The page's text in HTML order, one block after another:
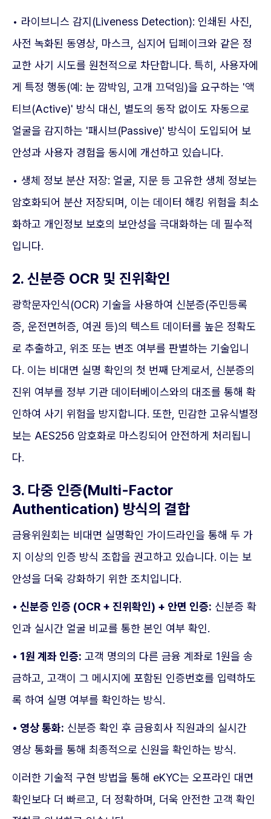
• 라이브니스 감지(Liveness Detection): 인쇄된 사진,
사전 녹화된 동영상, 마스크, 심지어 딥페이크와 같은 정
교한 사기 시도를 원천적으로 차단합니다. 특히, 사용자에
게 특정 행동(예: 눈 깜박임, 고개 끄덕임)을 요구하는 '액
티브(Active)' 방식 대신, 별도의 동작 없이도 자동으로
얼굴을 감지하는 '패시브(Passive)' 방식이 도입되어 보
안성과 사용자 경험을 동시에 개선하고 있습니다.
• 생체 정보 분산 저장: 얼굴, 지문 등 고유한 생체 정보는
암호화되어 분산 저장되며, 이는 데이터 해킹 위험을 최소
화하고 개인정보 보호의 보안성을 극대화하는 데 필수적
입니다.
2. 신분증 OCR 및 진위확인
광학문자인식(OCR) 기술을 사용하여 신분증(주민등록
증, 운전면허증, 여권 등)의 텍스트 데이터를 높은 정확도
로 추출하고, 위조 또는 변조 여부를 판별하는 기술입니
다. 이는 비대면 실명 확인의 첫 번째 단계로서, 신분증의
진위 여부를 정부 기관 데이터베이스와의 대조를 통해 확
인하여 사기 위험을 방지합니다. 또한, 민감한 고유식별정
보는 AES256 암호화로 마스킹되어 안전하게 처리됩니
다.
3. 다중 인증(Multi-Factor
Authentication) 방식의 결합
금융위원회는 비대면 실명확인 가이드라인을 통해 두 가
지 이상의 인증 방식 조합을 권고하고 있습니다. 이는 보
안성을 더욱 강화하기 위한 조치입니다.
• 신분증 인증 (OCR + 진위확인) + 안면 인증: 신분증 확
인과 실시간 얼굴 비교를 통한 본인 여부 확인.
• 1원 계좌 인증: 고객 명의의 다른 금융 계좌로 1원을 송
금하고, 고객이 그 메시지에 포함된 인증번호를 입력하도
록 하여 실명 여부를 확인하는 방식.
• 영상 통화: 신분증 확인 후 금융회사 직원과의 실시간
영상 통화를 통해 최종적으로 신원을 확인하는 방식.
이러한 기술적 구현 방법을 통해 eKYC는 오프라인 대면
확인보다 더 빠르고, 더 정확하며, 더욱 안전한 고객 확인